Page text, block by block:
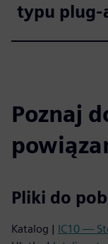
typu plug-
Poznaj
Pliki do
Katalog | IC10 —